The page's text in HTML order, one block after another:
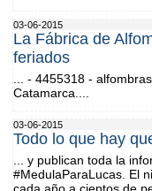
03-06-2015
La Fábrica de
feriados
... - 4455318 -
Catamarca....
03-06-2015
Todo lo que hay
... y publican toda la
#MedulaParaLucas. El